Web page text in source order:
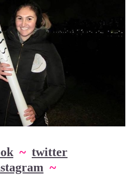
~ twitter
~